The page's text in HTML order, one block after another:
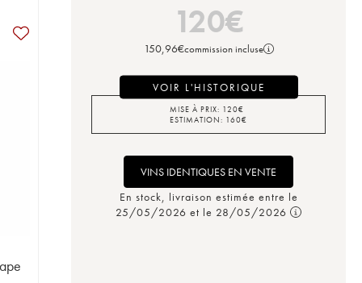
120€
150,96€commission incluse
VOIR L'HISTORIQUE
MISE À PRIX: 120€
ESTIMATION: 160€
VINS IDENTIQUES EN VENTE
En stock, livraison estimée entre le
25/05/2026 et le 28/05/2026